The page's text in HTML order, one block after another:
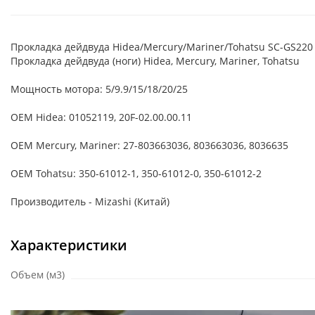
Прокладка дейдвуда Hidea/Mercury/Mariner/Tohatsu SC-GS220
Прокладка дейдвуда (ноги) Hidea, Mercury, Mariner, Tohatsu
Мощность мотора: 5/9.9/15/18/20/25
OEM Hidea: 01052119, 20F-02.00.00.11
OEM Mercury, Mariner: 27-803663036, 803663036, 8036635
OEM Tohatsu: 350-61012-1, 350-61012-0, 350-61012-2
Производитель - Mizashi (Китай)
Характеристики
Объем (м3)